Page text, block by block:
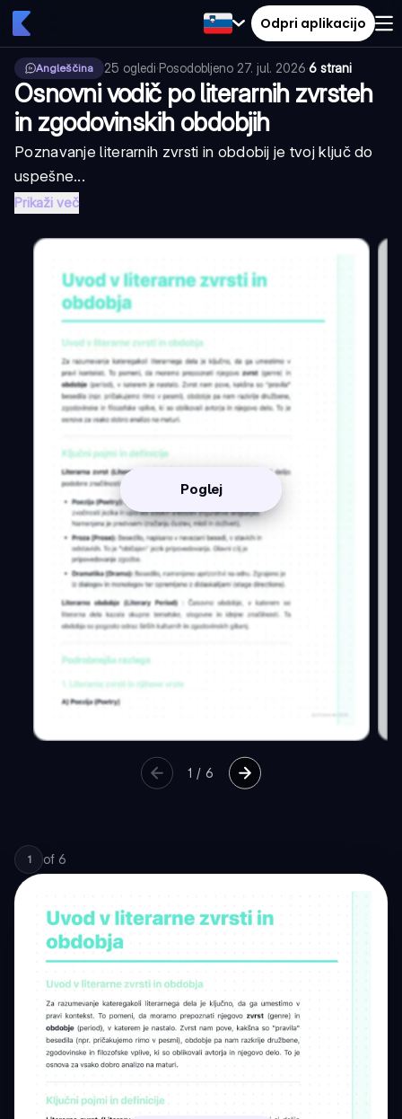
Odpri aplikacijo
Angleščina 25 ogledi·Posodobljeno 27. jul. 2026·6 strani
Osnovni vodič po literarnih zvrsteh
in zgodovinskih obdobjih
Poznavanje literarnih zvrsti in obdobij je tvoj ključ do
uspešne...
Prikaži več
Poglej
1 /6
1 of 6